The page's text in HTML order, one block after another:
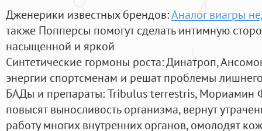
Дженерики известных брендов:Аналог виагры
также Попперсы помогут сделать интимную
насыщенной и яркой
Синтетические гормоны роста: Динатроп,
энергии спортсменам и решат проблемы
БАДы и препараты:Tribulus terrestris, Мориамин
повысят выносливость организма, вернут
работу многих внутренних органов, омолодят